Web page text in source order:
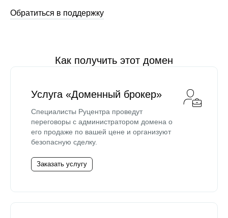
Обратиться в поддержку
Как получить этот домен
Услуга «Доменный брокер»
Специалисты Руцентра проведут
переговоры с администратором домена о
его продаже по вашей цене и организуют
безопасную сделку.
Заказать услугу